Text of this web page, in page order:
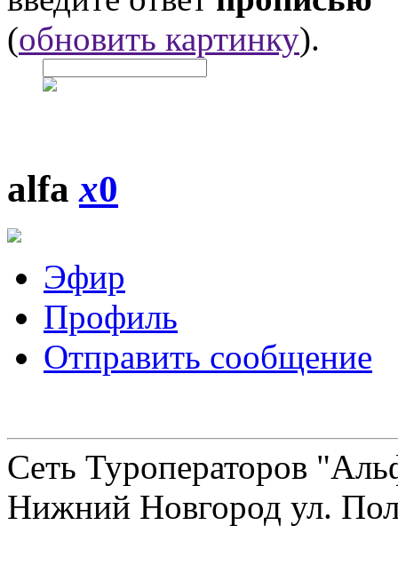
(обновить картинку).
alfax0
Эфир
Профиль
Отправить сообщение
Сеть Туроператоров
Нижний Новгород ул.